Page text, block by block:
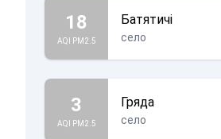
18
AQI PM2.5
Батятичі
село
3
AQI PM2.5
Гряда
село